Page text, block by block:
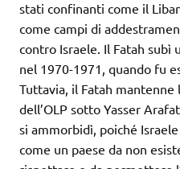
stati confinanti come il
come campi di
contro Israele. Il Fatah subì
nel 1970-1971, quando fu
Tuttavia, il Fatah mantenne
dell’OLP sotto Yasser
si ammorbidì, poiché
come un paese da non